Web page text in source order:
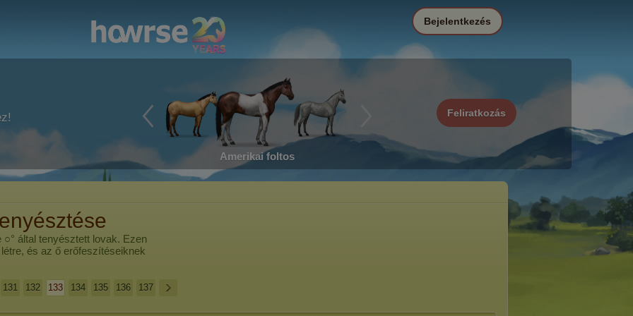
Amerikai foltos
Feliratkozás
Bejelentkezés
○° által tenyésztett lovak. Ezen
és az ő erőfeszítéseiknek
131 132 133 134 135 136 137